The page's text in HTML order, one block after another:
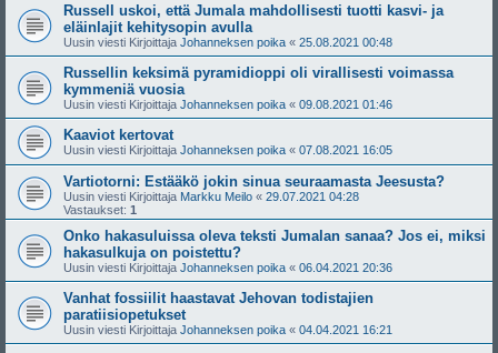
Russell uskoi, että Jumala mahdollisesti tuotti kasvi- ja
eläinlajit kehitysopin avulla
Uusin viesti Kirjoittaja Johanneksen poika « 25.08.2021 00:48
Russellin keksimä pyramidioppi oli virallisesti voimassa
kymmeniä vuosia
Uusin viesti Kirjoittaja Johanneksen poika « 09.08.2021 01:46
Kaaviot kertovat
Uusin viesti Kirjoittaja Johanneksen poika « 07.08.2021 16:05
Vartiotorni: Estääkö jokin sinua seuraamasta Jeesusta?
Uusin viesti Kirjoittaja Markku Meilo « 29.07.2021 04:28
Vastaukset: 1
Onko hakasuluissa oleva teksti Jumalan sanaa? Jos ei, miksi
hakasulkuja on poistettu?
Uusin viesti Kirjoittaja Johanneksen poika « 06.04.2021 20:36
Vanhat fossiilit haastavat Jehovan todistajien
paratiisiopetukset
Uusin viesti Kirjoittaja Johanneksen poika « 04.04.2021 16:21